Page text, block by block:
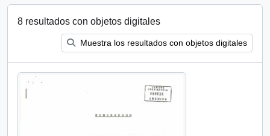
8 resultados con objetos digitales
Muestra los resultados con objetos digitales